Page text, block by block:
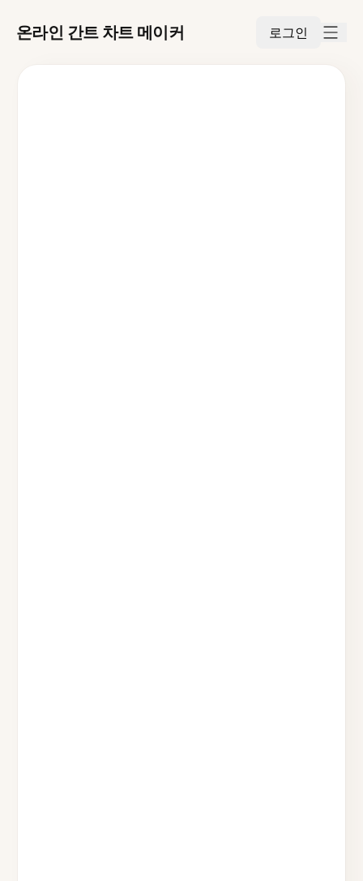
온라인 간트 차트 메이커 로그인